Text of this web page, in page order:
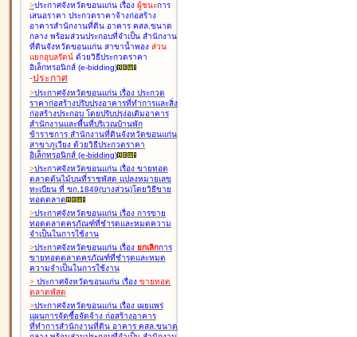
>ประกาศจังหวัดขอนแก่น เรื่อง ผู้ชนะการ
เสนอราคา ประกวดราคาจ้างก่อสร้าง
อาคารสำนักงานที่ดิน อาคาร คสล.ขนาด
กลาง พร้อมส่วนประกอบที่จำเป็น สำนักงาน
ที่ดินจังหวัดขอนแก่น สาขาน้ำพอง ส่วน
แยกอุบลรัตน์ ด้วยวิธีประกวดราคา
อิเล็กทรอนิกส์ (e-bidding)
-ประกาศ
>ประกาศจังหวัดขอนแก่น เรื่อง ประกวด
ราคาก่อสร้างปรับปรุงอาคารที่ทำการและสิ่ง
ก่อสร้างประกอบ โดยปรับปรุง่อเติมอาคาร
สำนักงานและพื้นที่บริเวณบ้านพัก
ข้าราชการ สำนักงานที่ดินจังหวัดขอนแก่น
สาขาภูเวียง ด้วยวิธีประกวดราคา
อิเล็กทรอนิกส์ (e-bidding)
>ประกาศจังหวัดขอนแก่น เรื่อง ขายทอด
ตลาดต้นไม้บนที่ราชพัสดุ แปลงหมายเลข
ทะเบียน ที่ ขก.1849(บางส่วน)โดยวิธีขาย
ทอดตลาด
>ประกาศจังหวัดขอนแก่น เรื่อง การขาย
ทอดตลาดครุภัณฑ์ที่ชำรุดและหมดความ
จำเป็นในการใช้งาน
>ประกาศจังหวัดขอนแก่น เรื่อง ยกเลิกการ
ขายทอดตลาดครุภัณฑ์ที่ชำรุดและหมด
ความจำเป็นในการใช้งาน
> ประกาศจังหวัดขอนแก่น เรื่อง ขายทอด
ตลาดพัสดุ
>ประกาศจังหวัดขอนแก่น เรื่อง เผยแพร่
แผนการจัดซื้อจัดจ้าง ก่อสร้างอาคาร
ที่ทำการสำนักงานที่ดิน อาคาร คสล.ขนาด